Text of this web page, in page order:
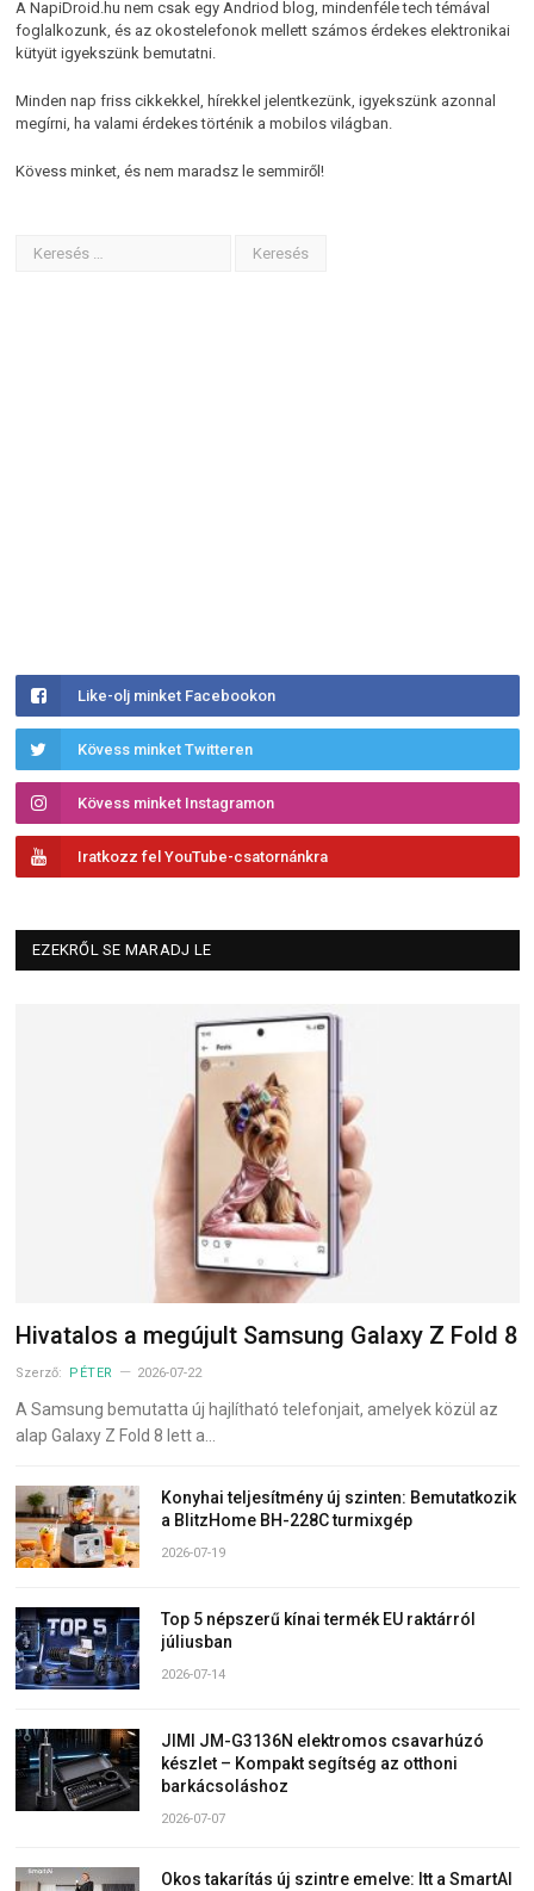
A NapiDroid.hu nem csak egy Andriod blog, mindenféle tech témával
foglalkozunk, és az okostelefonok mellett számos érdekes elektronikai
kütyüt igyekszünk bemutatni.
Minden nap friss cikkekkel, hírekkel jelentkezünk, igyekszünk azonnal
megírni, ha valami érdekes történik a mobilos világban.
Kövess minket, és nem maradsz le semmiről!
Like-olj minket Facebookon
Kövess minket Twitteren
Kövess minket Instagramon
Iratkozz fel YouTube-csatornánkra
EZEKRŐL SE MARADJ LE
Hivatalos a megújult Samsung Galaxy Z Fold 8
Szerző: PÉTER 2026-07-22
A Samsung bemutatta új hajlítható telefonjait, amelyek közül az
alap Galaxy Z Fold 8 lett a…
Konyhai teljesítmény új szinten: Bemutatkozik
a BlitzHome BH-228C turmixgép
2026-07-19
Top 5 népszerű kínai termék EU raktárról
júliusban
2026-07-14
JIMI JM-G3136N elektromos csavarhúzó
készlet – Kompakt segítség az otthoni
barkácsoláshoz
2026-07-07
Okos takarítás új szintre emelve: Itt a SmartAI